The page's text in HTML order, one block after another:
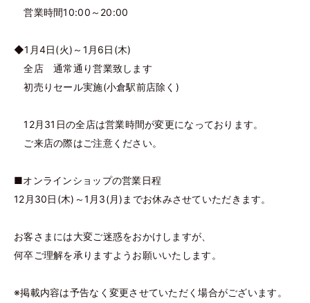
営業時間10:00～20:00
◆1月4日(火)～1月6日(木)
全店 通常通り営業致します
初売りセール実施(小倉駅前店除く)
12月31日の全店は営業時間が変更になっております。
ご来店の際はご注意ください。
■オンラインショップの営業日程
12月30日(木)～1月3(月)までお休みさせていただきます。
お客さまには大変ご迷惑をおかけしますが、
何卒ご理解を承りますようお願いいたします。
※掲載内容は予告なく変更させていただく場合がございます。